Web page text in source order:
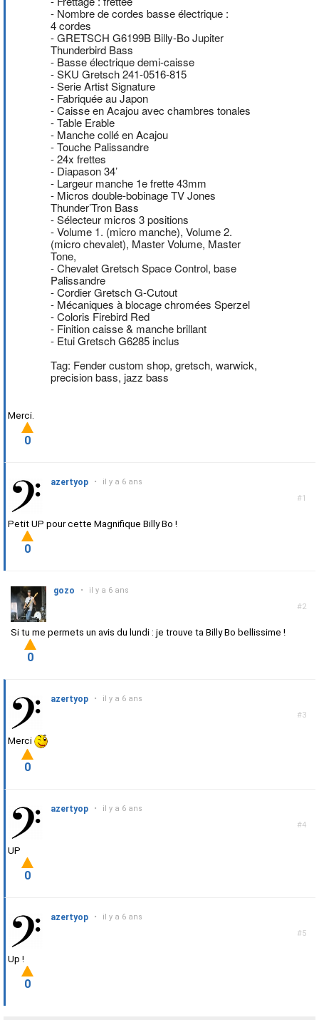
- Nombre de cordes basse électrique :
4 cordes
- GRETSCH G6199B Billy-Bo Jupiter
Thunderbird Bass
- Basse électrique demi-caisse
- SKU Gretsch241-0516-815
- Serie Artist Signature
- Fabriquée au Japon
- Caisse en Acajou avec chambres tonales
- Table Erable
- Manche collé en Acajou
- Touche Palissandre
- 24x frettes
- Diapason 34’
- Largeur manche 1e frette 43mm
- Micros double-bobinage TV Jones
Thunder’Tron Bass
- Sélecteur micros 3 positions
- Volume 1. (micro manche), Volume 2.
(micro chevalet), Master Volume, Master
Tone,
- Chevalet Gretsch Space Control, base
Palissandre
- Cordier Gretsch G-Cutout
- Mécaniques à blocage chromées Sperzel
- Coloris Firebird Red
- Finition caisse & manche brillant
- Etui Gretsch G6285 inclus
Tag: Fender custom shop, gretsch, warwick,
precision bass, jazz bass
Merci.
0
#1
azertyop • il y a 6 ans
Petit UP pour cette Magnifique Billy Bo !
0
#2
gozo • il y a 6 ans
Si tu me permets un avis du lundi : je trouve ta Billy Bo bellissime !
0
#3
azertyop • il y a 6 ans
Merci
0
#4
azertyop • il y a 6 ans
UP
0
#5
azertyop • il y a 6 ans
Up !
0